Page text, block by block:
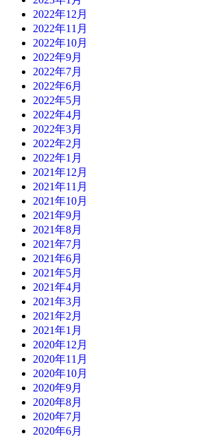
2022年12月
2022年11月
2022年10月
2022年9月
2022年7月
2022年6月
2022年5月
2022年4月
2022年3月
2022年2月
2022年1月
2021年12月
2021年11月
2021年10月
2021年9月
2021年8月
2021年7月
2021年6月
2021年5月
2021年4月
2021年3月
2021年2月
2021年1月
2020年12月
2020年11月
2020年10月
2020年9月
2020年8月
2020年7月
2020年6月